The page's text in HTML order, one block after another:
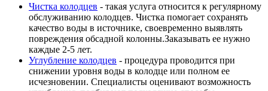
Чистка колодцев - такая услуга относится к регулярному
обслуживанию колодцев. Чистка помогает сохранять
качество воды в источнике, своевременно выявлять
повреждения обсадной колонны.Заказывать ее нужно
каждые 2-5 лет.
Углубление колодцев - процедура проводится при
снижении уровня воды в колодце или полном ее
исчезновении. Специалисты оценивают возможность